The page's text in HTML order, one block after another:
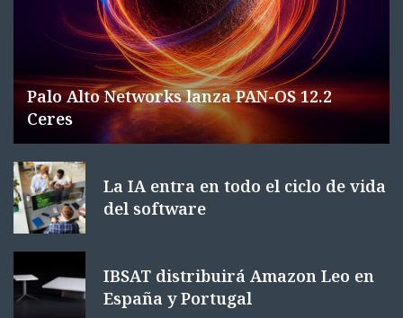
Palo Alto Networks lanza PAN-OS 12.2
Ceres
La IA entra en todo el ciclo de vida
del software
IBSAT distribuirá Amazon Leo en
España y Portugal